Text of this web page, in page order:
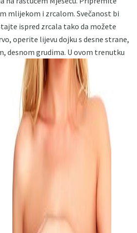
mlijekom i zrcalom. Svečanost bi
ispred zrcala tako da možete
operite lijevu dojku s desne strane,
desnom grudima. U ovom trenutku